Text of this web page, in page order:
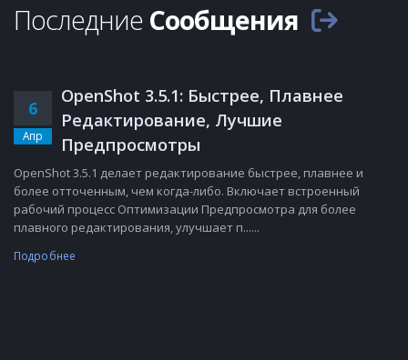
Последние Сообщения
6
Апр
OpenShot 3.5.1: Быстрее, Плавнее
Редактирование, Лучшие
Предпросмотры
OpenShot 3.5.1 делает редактирование быстрее, плавнее и
более отточенным, чем когда-либо. Включает встроенный
рабочий процесс Оптимизации Предпросмотра для более
плавного редактирования, улучшает п......
Подробнее